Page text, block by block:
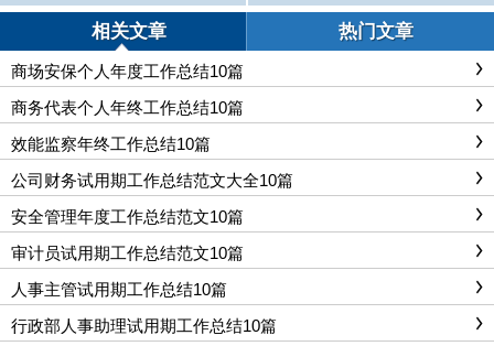
相关文章 热门文章
商场安保个人年度工作总结10篇
商务代表个人年终工作总结10篇
效能监察年终工作总结10篇
公司财务试用期工作总结范文大全10篇
安全管理年度工作总结范文10篇
审计员试用期工作总结范文10篇
人事主管试用期工作总结10篇
行政部人事助理试用期工作总结10篇